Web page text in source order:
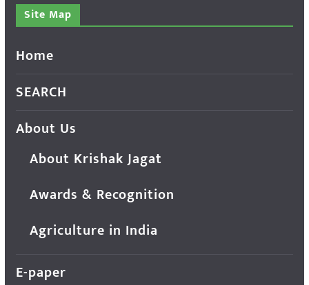
Site Map
Home
SEARCH
About Us
About Krishak Jagat
Awards & Recognition
Agriculture in India
E-paper